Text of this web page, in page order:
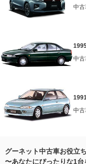
中
中
中
グーネット中古車お役立
〜あなたにぴったりな1台